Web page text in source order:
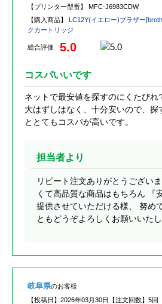
【プリンター型番】 MFC-J6983CDW
【購入商品】 LC12Y(イエロー)ブラザー
クカートリッジ
総合評価 5.0
コスパいいです
ネットで最安値を探すのにくたびれ
大はずしはなく、十分安いので、探
ととてもコスパが高いです。
担当者より
リピート注文ありがとうござい
くて高品質な商品はもちろん 『
提供させていただける様、 努め
ともどうぞよろしくお願いいたし
岐阜県のお客様
【投稿日】 2026年03月30日 【注文回数】 5回